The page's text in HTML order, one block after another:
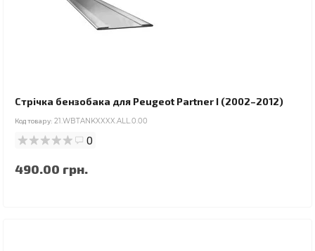
Стрічка бензобака для Peugeot Partner I (2002–2012)
Код товару: 21.WBTANKXXXX.ALL.0.00
0
490.00 грн.